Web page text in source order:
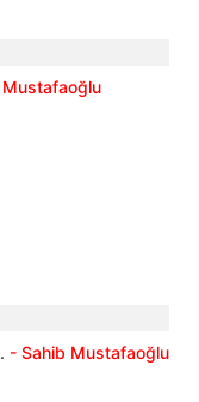
- Sahib Mustafaoğlu